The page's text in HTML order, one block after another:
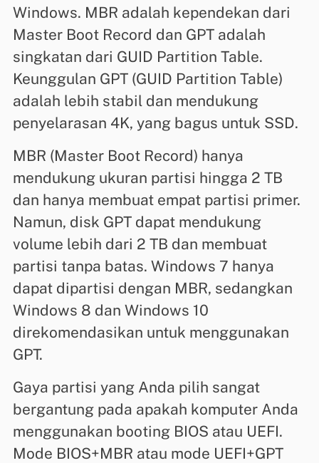
Windows. MBR adalah kependekan dari
Master Boot Record dan GPT adalah
singkatan dari GUID Partition Table.
Keunggulan GPT (GUID Partition Table)
adalah lebih stabil dan mendukung
penyelarasan 4K, yang bagus untuk SSD.
MBR (Master Boot Record) hanya
mendukung ukuran partisi hingga 2 TB
dan hanya membuat empat partisi primer.
Namun, disk GPT dapat mendukung
volume lebih dari 2 TB dan membuat
partisi tanpa batas. Windows 7 hanya
dapat dipartisi dengan MBR, sedangkan
Windows 8 dan Windows 10
direkomendasikan untuk menggunakan
GPT.
Gaya partisi yang Anda pilih sangat
bergantung pada apakah komputer Anda
menggunakan booting BIOS atau UEFI.
Mode BIOS+MBR atau mode UEFI+GPT